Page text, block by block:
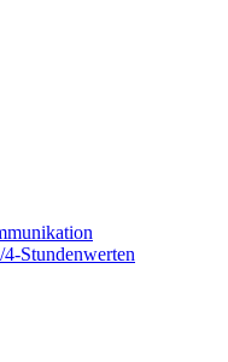
Stundenwerten